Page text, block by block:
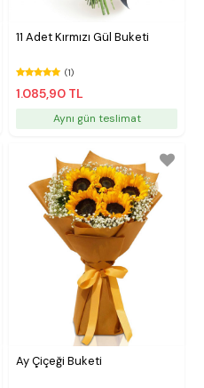
11 Adet Kırmızı Gül Buketi
(1)
1.085,90 TL
Aynı gün teslimat
Ay Çiçeği Buketi